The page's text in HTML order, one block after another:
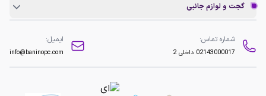
گجت و لوازم جانبی
شماره تماس:
02143000017 داخلی 2
ایمیل:
info@baninopc.com